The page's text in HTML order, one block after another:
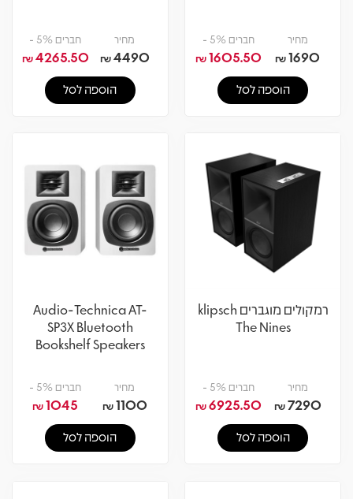
מחיר
1690
₪
חברים 5% -
1605.50
₪
הוספה לסל
מחיר
4490
₪
חברים 5% -
4265.50
₪
הוספה לסל
רמקולים מוגברים klipsch
The Nines
מחיר
7290
₪
חברים 5% -
6925.50
₪
הוספה לסל
Audio-Technica AT-
SP3X Bluetooth
Bookshelf Speakers
מחיר
1100
₪
חברים 5% -
1045
₪
הוספה לסל